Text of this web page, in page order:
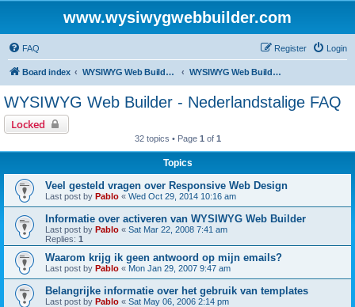
www.wysiwygwebbuilder.com
FAQ Login
Register
Board index WYSIWYG Web Builder - Dutch Support WYSIWYG Web Builder - Nederlandstalige FAQ
WYSIWYG Web Builder - Nederlandstalige FAQ
Locked
32 topics • Page 1 of 1
Topics
Veel gesteld vragen over Responsive Web Design
Last post by Pablo « Wed Oct 29, 2014 10:16 am
Informatie over activeren van WYSIWYG Web Builder
Last post by Pablo « Sat Mar 22, 2008 7:41 am
Replies: 1
Waarom krijg ik geen antwoord op mijn emails?
Last post by Pablo « Mon Jan 29, 2007 9:47 am
Belangrijke informatie over het gebruik van templates
Last post by Pablo « Sat May 06, 2006 2:14 pm